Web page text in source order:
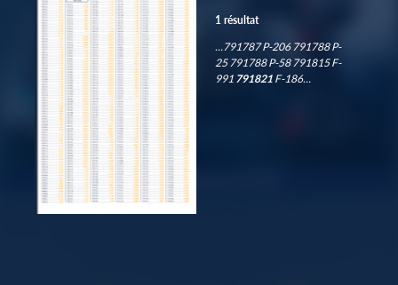
1 résultat
…791787 P-206 791788 P-
25 791788 P-58 791815 F-
991 791821 F-186…